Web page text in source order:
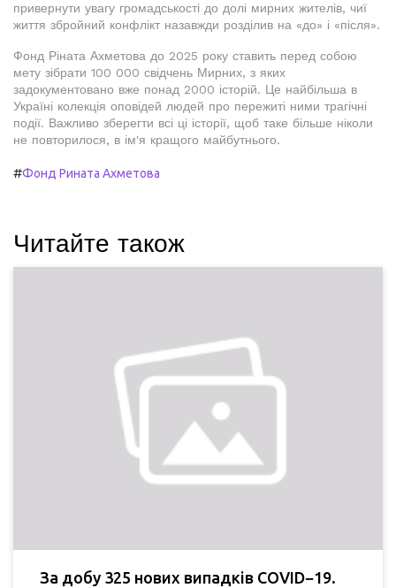
привернути увагу громадськості до долі мирних жителів, чиї
життя збройний конфлікт назавжди розділив на «до» і «після».
Фонд Ріната Ахметова до 2025 року ставить перед собою
мету зібрати 100 000 свідчень Мирних, з яких
задокументовано вже понад 2000 історій. Це найбільша в
Україні колекція оповідей людей про пережиті ними трагічні
події. Важливо зберегти всі ці історії, щоб таке більше ніколи
не повторилося, в ім'я кращого майбутнього.
#Фонд Рината Ахметова
Читайте також
За добу 325 нових випадків COVID−19.